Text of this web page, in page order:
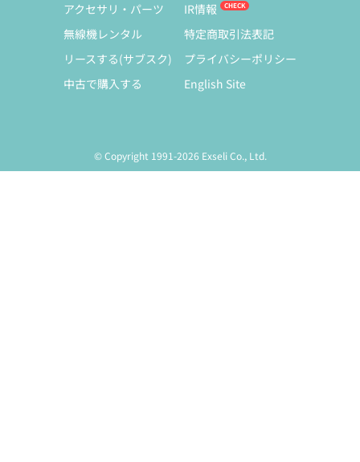
アクセサリ・パーツ
無線機レンタル
リースする(サブスク)
中古で購入する
IR情報
特定商取引法表記
プライバシーポリシー
English Site
© Copyright 1991-2026 Exseli Co., Ltd.